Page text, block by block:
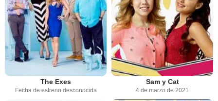
The Exes
Fecha de estreno desconocida
Sam y Cat
4 de marzo de 2021